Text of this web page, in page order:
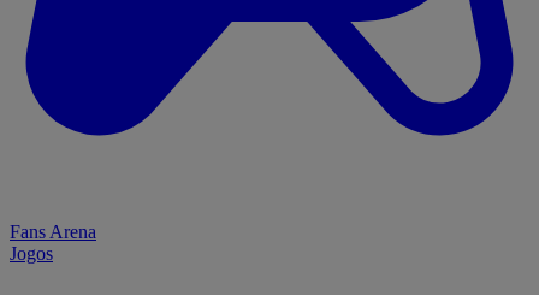
Fans Arena
Jogos